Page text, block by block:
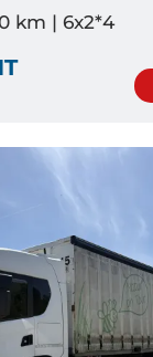
km | 6x2*4